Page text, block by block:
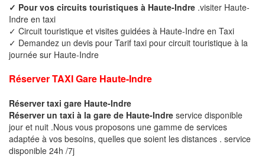
✓ Pour vos circuits touristiques à Haute-Indre .visiter Haute-
Indre en taxi
✓ Circuit touristique et visites guidées à Haute-Indre en Taxi
✓ Demandez un devis pour Tarif taxi pour circuit touristique à la
journée sur Haute-Indre
Réserver TAXI Gare Haute-Indre
Réserver taxi gare Haute-Indre
Réserver un taxi à la gare de Haute-Indre service disponible
jour et nuit .Nous vous proposons une gamme de services
adaptée à vos besoins, quelles que soient les distances . service
disponible 24h /7j